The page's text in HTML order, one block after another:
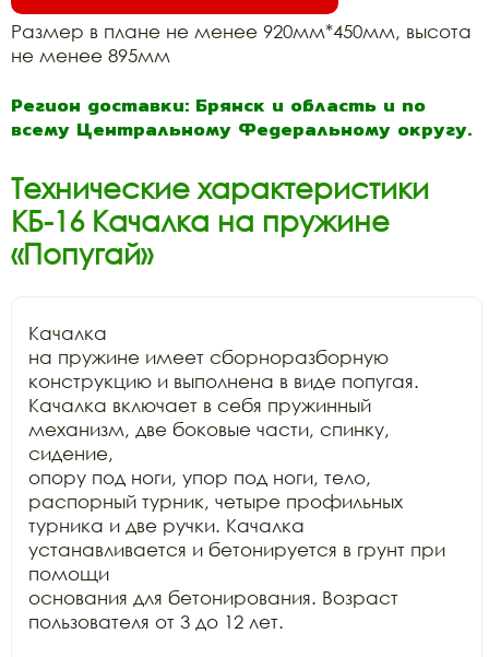
Размер в плане не менее 920мм*450мм, высота
не менее 895мм
Регион доставки: Брянск и область и по
всему Центральному Федеральному округу.
Технические характеристики
КБ-16 Качалка на пружине
«Попугай»
Качалка
на пружине имеет сборноразборную
конструкцию и выполнена в виде попугая.
Качалка включает в себя пружинный
механизм, две боковые части, спинку,
сидение,
опору под ноги, упор под ноги, тело,
распорный турник, четыре профильных
турника и две ручки. Качалка
устанавливается и бетонируется в грунт при
помощи
основания для бетонирования. Возраст
пользователя от 3 до 12 лет.